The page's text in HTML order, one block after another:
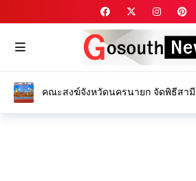
คณะสงฆ์จังหวัดนครนายก จัดพิธีสา